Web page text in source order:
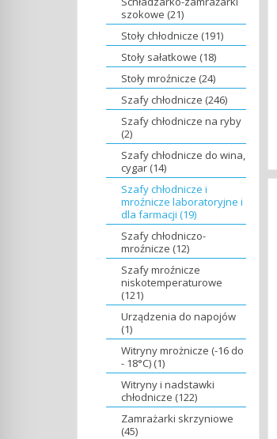
szokowe (21)
Stoły chłodnicze (191)
Stoły sałatkowe (18)
Stoły mroźnicze (24)
Szafy chłodnicze (246)
Szafy chłodnicze na ryby
(2)
Szafy chłodnicze do wina,
cygar (14)
Szafy chłodnicze i
mroźnicze laboratoryjne i
dla farmacji (19)
Szafy chłodniczo-
mroźnicze (12)
Szafy mroźnicze
niskotemperaturowe
(121)
Urządzenia do napojów
(1)
Witryny mrożnicze (-16 do
- 18°C) (1)
Witryny i nadstawki
chłodnicze (122)
Zamrażarki skrzyniowe
(45)